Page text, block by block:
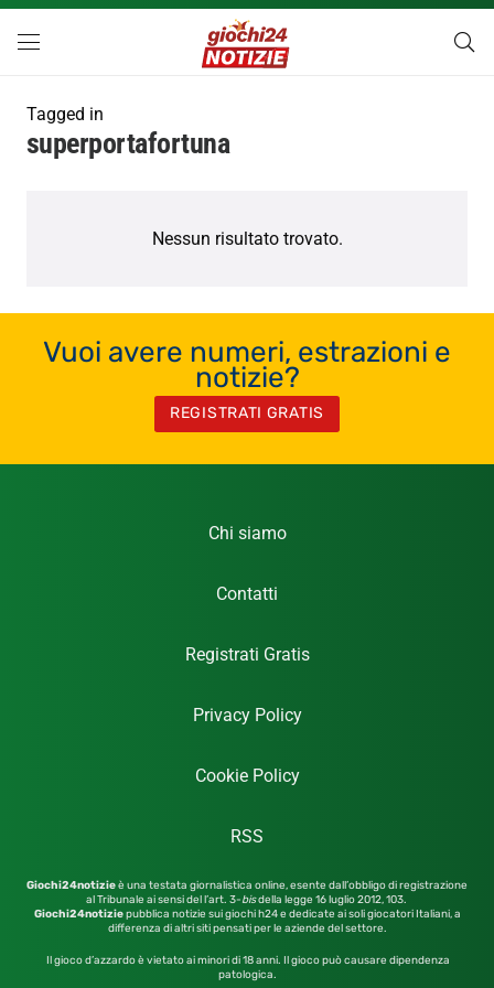
Tagged in
superportafortuna
Nessun risultato trovato.
Vuoi avere numeri, estrazioni e
notizie?
REGISTRATI GRATIS
Chi siamo
Contatti
Registrati Gratis
Privacy Policy
Cookie Policy
RSS
Giochi24notizieè una testata giornalistica online, esente dall’obbligo di registrazione
al Tribunale ai sensi del l’art. 3-bisdella legge 16 luglio 2012,103.
Giochi24notiziepubblica notizie sui giochi h24 e dedicate ai soli giocatori Italiani, a
differenza di altri siti pensati per le aziende del settore.
Il gioco d’azzardo è vietato ai minori di 18 anni. Il gioco può causare dipendenza
patologica.